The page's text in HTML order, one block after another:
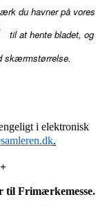
du havner på vores
til at hente bladet, og
skærmstørrelse.
i elektronisk
.
til Frimærkemesse.